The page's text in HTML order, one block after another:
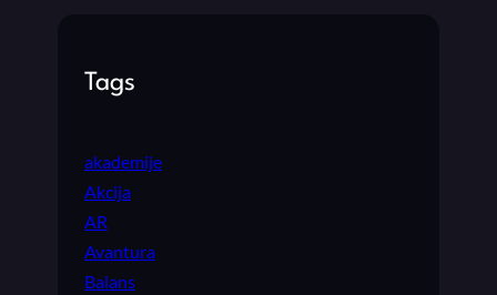
Tags
akademije
Akcija
AR
Avantura
Balans